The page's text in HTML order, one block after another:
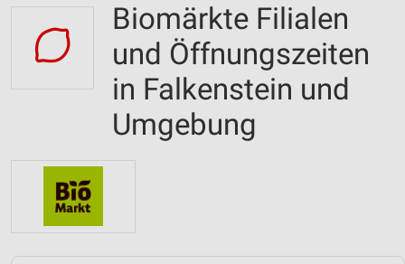
Biomärkte Filialen
und Öffnungszeiten
in Falkenstein und
Umgebung